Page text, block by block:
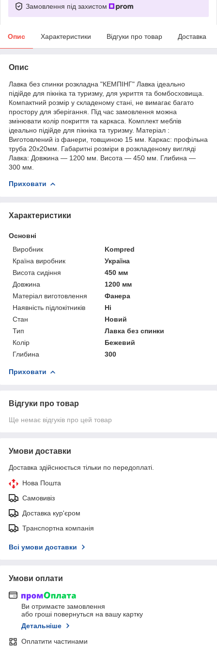
Замовлення під захистом
Опис Характеристики Відгуки про товар Доставка
Опис
Лавка без спинки розкладна "КЕМПІНГ" Лавка ідеально
підійде для пікніка та туризму, для укриття та бомбосховища.
Компактний розмір у складеному стані, не вимагає багато
простору для зберігання. Під час замовлення можна
змінювати колір покриття та каркаса. Комплект меблів
ідеально підійде для пікніка та туризму. Матеріал :
Виготовлений із фанери, товщиною 15 мм. Каркас: профільна
труба 20х20мм. Габаритні розміри в розкладеному вигляді
Лавка: Довжина — 1200 мм. Висота — 450 мм. Глибина —
300 мм.
Приховати
Характеристики
Основні
Виробник
Kompred
Країна виробник
Україна
Висота сидіння
450 мм
Довжина
1200 мм
Матеріал виготовлення
Фанера
Наявність підлокітників
Ні
Стан
Новий
Тип
Лавка без спинки
Колір
Бежевий
Глибина
300
Приховати
Відгуки про товар
Ще немає відгуків про цей товар
Умови доставки
Доставка здійснюється тільки по передоплаті.
Нова Пошта
Самовивіз
Доставка кур'єром
Транспортна компанія
Всі умови доставки
Умови оплати
Ви отримаєте замовлення
або гроші повернуться на вашу картку
Детальніше
Оплатити частинами